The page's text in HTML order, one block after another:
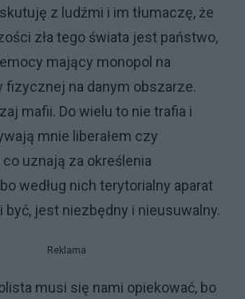
z ludźmi i im tłumaczę, że
zła tego świata jest państwo,
mający monopol na
fizycznej na danym obszarze.
mafii. Do wielu to nie trafia i
mnie liberałem czy
co uznają za określenia
według nich terytorialny aparat
jest niezbędny i nieusuwalny.
Reklama
musi się nami opiekować, bo